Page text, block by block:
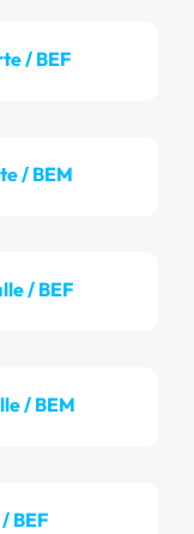
/ BEF
/ BEM
/ BEF
/ BEM
BEF